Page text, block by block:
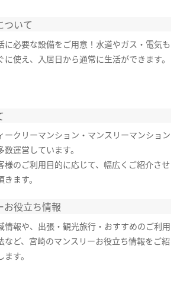
ついて
に必要な設備をご用意！水道やガス・電気も
に使え、入居日から通常に生活ができます。
ークリーマンション・マンスリーマンション
数運営しています。
様のご利用目的に応じて、幅広くご紹介させ
きます。
お役立ち情報
情報や、出張・観光旅行・おすすめのご利用
など、宮崎のマンスリーお役立ち情報をご紹
ます。